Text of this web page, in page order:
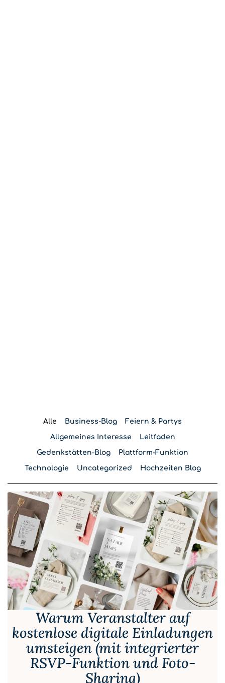
Business-Blog Feiern & Partys
Allgemeines Interesse Leitfaden
Gedenkstätten-Blog Plattform-Funktion
Technologie Uncategorized Hochzeiten Blog
Alle
Warum Veranstalter auf
kostenlose digitale Einladungen
umsteigen (mit integrierter
RSVP-Funktion und Foto-
Sharing)